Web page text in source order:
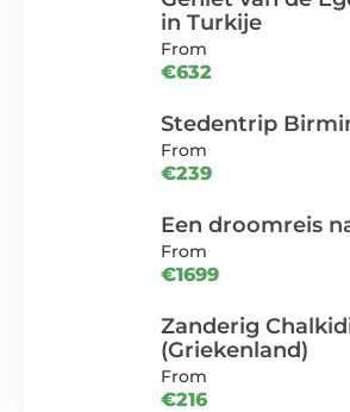
in Turkije
From
€632
Stedentrip
From
€239
Een droomreis
From
€1699
Zanderig
(Griekenland)
From
€216